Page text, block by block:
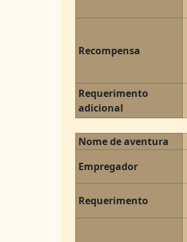
Recompensa
Requerimento
adicional
Nome de aventura
Empregador
Requerimento